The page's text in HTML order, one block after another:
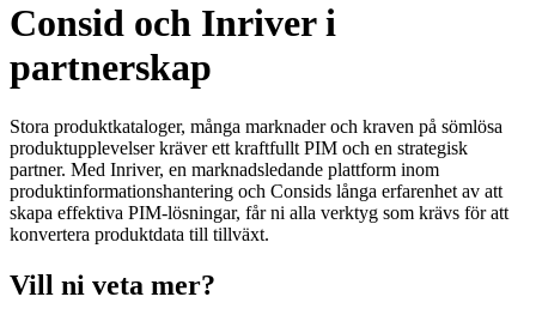
Consid och Inriver i
partnerskap
Stora produktkataloger, många marknader och kraven på sömlösa
produktupplevelser kräver ett kraftfullt PIM och en strategisk
partner. Med Inriver, en marknadsledande plattform inom
produktinformationshantering och Consids långa erfarenhet av att
skapa effektiva PIM-lösningar, får ni alla verktyg som krävs för att
konvertera produktdata till tillväxt.
Vill ni veta mer?